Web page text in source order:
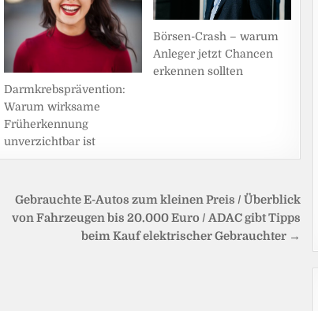
Darmkrebsprävention:
Warum wirksame
Früherkennung
unverzichtbar ist
Börsen-Crash – warum
Anleger jetzt Chancen
erkennen sollten
Gebrauchte E-Autos zum kleinen Preis / Überblick
von Fahrzeugen bis 20.000 Euro / ADAC gibt Tipps
beim Kauf elektrischer Gebrauchter →